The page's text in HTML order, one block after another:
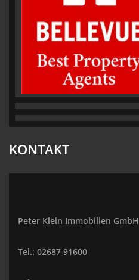
KONTAKT
Peter Klein Immobilien GmbH
Tel.: 02687 91600